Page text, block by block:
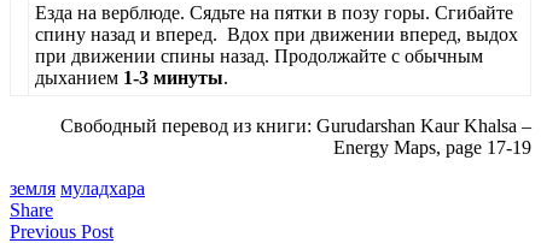
Езда на верблюде. Сядьте на пятки в позу горы. Сгибайте
спину назад и вперед. Вдох при движении вперед, выдох
при движении спины назад. Продолжайте с обычным
дыханием 1-3 минуты.
Свободный перевод из книги: Gurudarshan Kaur Khalsa –
Energy Maps, page 17-19
земля муладхара
Share
Previous Post